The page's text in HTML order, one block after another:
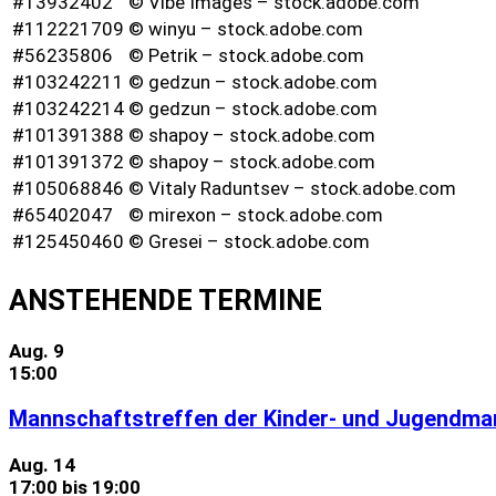
#112221709 © winyu – stock.adobe.com
#56235806
© Petrik – stock.adobe.com
#103242211 © gedzun – stock.adobe.com
#103242214 © gedzun – stock.adobe.com
#101391388 © shapoy – stock.adobe.com
#101391372 © shapoy – stock.adobe.com
#105068846 © Vitaly Raduntsev – stock.adobe.com
#65402047
© mirexon – stock.adobe.com
#125450460 © Gresei – stock.adobe.com
ANSTEHENDE TERMINE
Aug. 9
15:00
Mannschaftstreffen der Kinder- und
Aug. 14
17:00 bis 19:00